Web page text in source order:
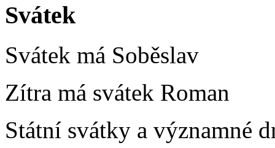
Svátek
Svátek má Soběslav
Zítra má svátek Roman
Státní svátky a významné